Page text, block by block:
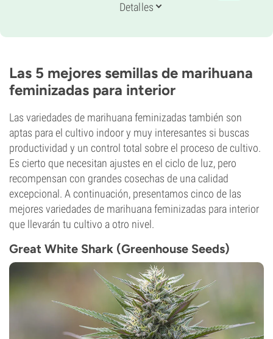
70% Sativa
12 - 14 weeks from seed to harvest
CBD
0-1%
Tipo de floración
Autofloreciente
Detalles
Las 5 mejores semillas de marihuana
feminizadas para interior
Las variedades de marihuana feminizadas también son
aptas para el cultivo indoor y muy interesantes si buscas
productividad y un control total sobre el proceso de cultivo.
Es cierto que necesitan ajustes en el ciclo de luz, pero
recompensan con grandes cosechas de una calidad
excepcional. A continuación, presentamos cinco de las
mejores variedades de marihuana feminizadas para interior
que llevarán tu cultivo a otro nivel.
Great White Shark (Greenhouse Seeds)